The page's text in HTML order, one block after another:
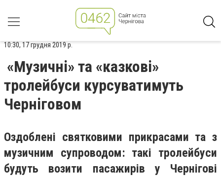
10:30, 17 грудня 2019 р.
«Музичні» та «казкові»
тролейбуси курсуватимуть
Черніговом
Оздоблені святковими прикрасами та з
музичним супроводом: такі тролейбуси
будуть возити пасажирів у Чернігові